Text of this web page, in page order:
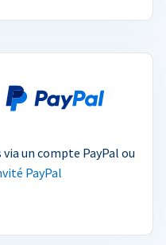
un compte PayPal ou
PayPal